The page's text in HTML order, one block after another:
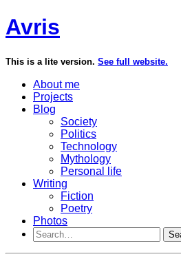
Avris
This is a lite version. See full website.
About me
Projects
Blog
Society
Politics
Technology
Mythology
Personal life
Writing
Fiction
Poetry
Photos